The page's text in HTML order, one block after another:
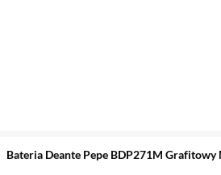
Bateria Deante Pepe BDP271M Grafitowy